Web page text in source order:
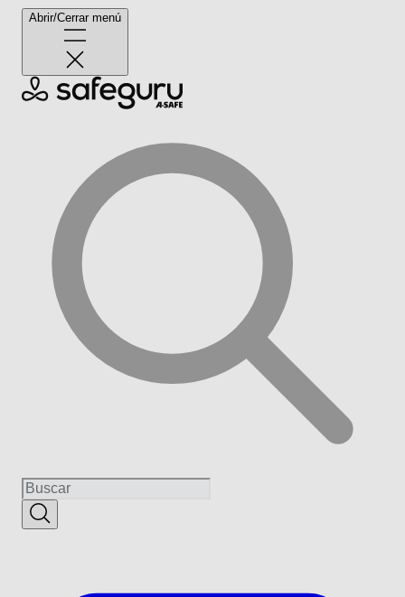
Abrir/Cerrar menú